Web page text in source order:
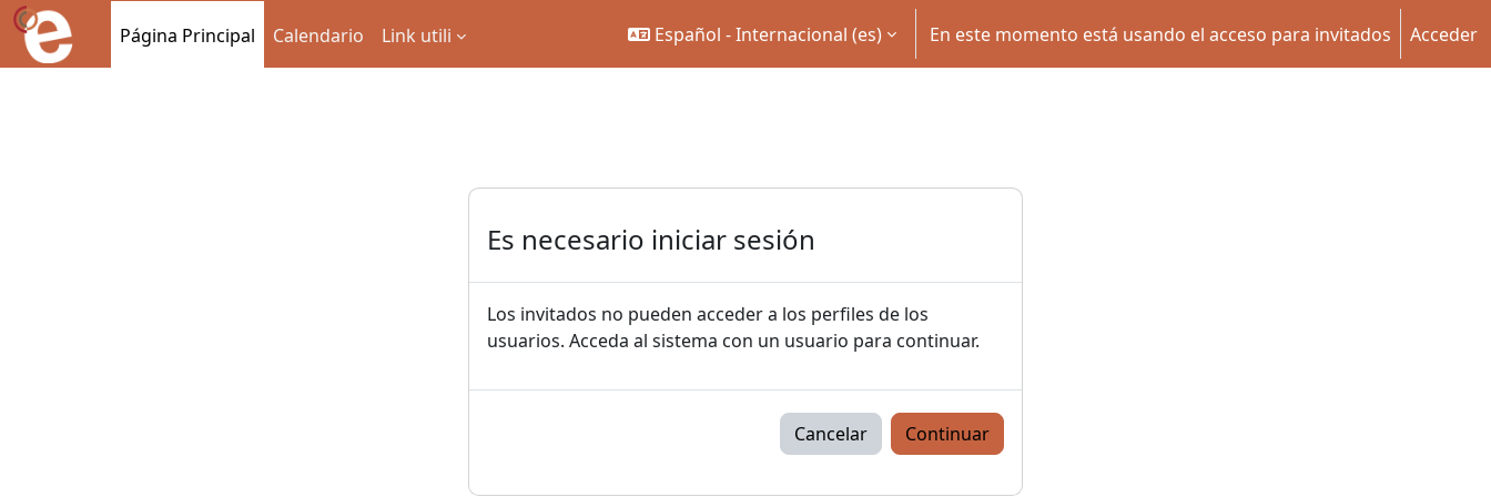
Salta al contenido principal
Página Principal
Calendario Link utili Español - Internacional ‎(es)‎ En este momento está usando el acceso para invitados Acceder
Es necesario iniciar sesión
Los invitados no pueden acceder a los perfiles de los
usuarios. Acceda al sistema con un usuario para continuar.
Cancelar Continuar